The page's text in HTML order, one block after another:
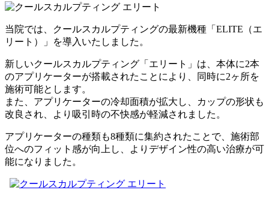
当院では、クールスカルプティングの最新機種「ELITE（エ
リート）」を導入いたしました。
新しいクールスカルプティング「エリート」は、本体に2本
のアプリケーターが搭載されたことにより、同時に2ヶ所を
施術可能とします。
また、アプリケーターの冷却面積が拡大し、カップの形状も
改良され、より吸引時の不快感が軽減されました。
アプリケーターの種類も8種類に集約されたことで、施術部
位へのフィット感が向上し、よりデザイン性の高い治療が可
能になりました。